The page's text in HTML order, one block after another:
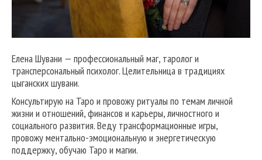
Елена Шувани — профессиональный маг, таролог и
трансперсональный психолог. Целительница в традициях
цыганских шувани.
Консультирую на Таро и провожу ритуалы по темам личной
жизни и отношений, финансов и карьеры, личностного и
социального развития. Веду трансформационные игры,
провожу ментально-эмоциональную и энергетическую
поддержку, обучаю Таро и магии.